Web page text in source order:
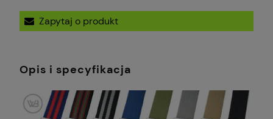
Zapytaj o produkt
Opis i specyfikacja